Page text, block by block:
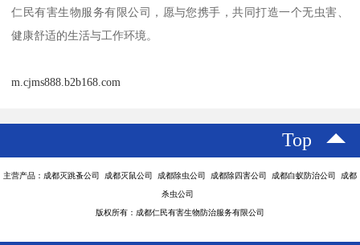
仁民有害生物服务有限公司，愿与您携手，共同打造一个无虫害、
健康舒适的生活与工作环境。
m.cjms888.b2b168.com
Top
主营产品：成都灭跳蚤公司 成都灭鼠公司 成都除虫公司 成都除四害公司 成都白蚁防治公司 成都
杀虫公司
版权所有：成都仁民有害生物防治服务有限公司